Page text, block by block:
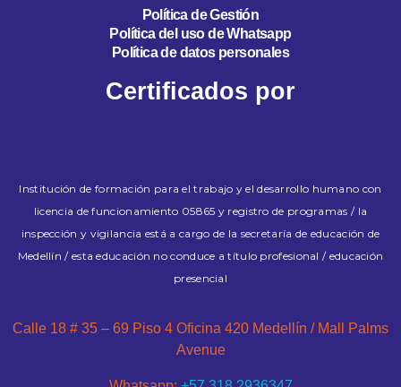
Política de Gestión
Política del uso de Whatsapp
Política de datos personales
Certificados por
Institución de formación para el trabajo y el desarrollo humano con
licencia de funcionamiento 05865 y registro de programas / la
inspección y vigilancia está a cargo de la secretaría de educación de
Medellín / esta educación no conduce a título profesional / educación
presencial
Calle 18 # 35 – 69 Piso 4 Oficina 420 Medellín / Mall Palms
Avenue